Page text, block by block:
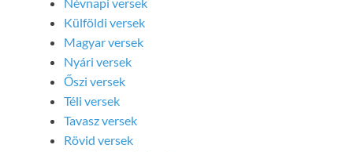
Külföldi versek
Magyar versek
Nyári versek
Őszi versek
Téli versek
Tavasz versek
Rövid versek